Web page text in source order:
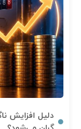
دلیل افزایش